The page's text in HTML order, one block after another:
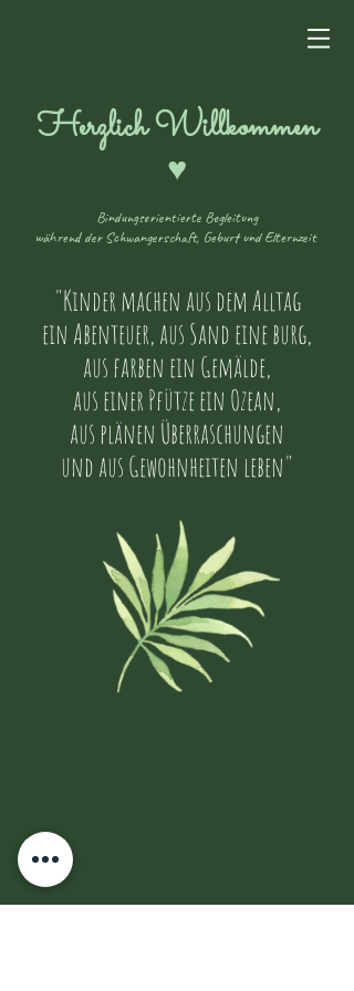
Herzlich Willkommen
♥︎
"Kinder machen aus dem Alltag
ein Abenteuer, aus Sand eineburg,
aus farben ein Gemälde,
aus einer Pfütze ein Ozean,
aus plänen Überraschungen
und aus Gewohnheiten leben"
Bindungsorientierte Begleitung
während der Schwangerschaft, Geburt und Elternzeit